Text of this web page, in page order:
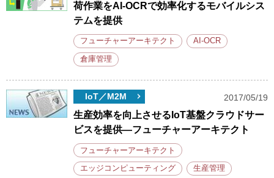
荷作業をAI-OCRで効率化するモバイルシス
テムを提供
フューチャーアーキテクト AI-OCR
倉庫管理
IoT／M2M 2017/05/19
生産効率を向上させるIoT基盤クラウドサー
ビスを提供―フューチャーアーキテクト
フューチャーアーキテクト
エッジコンピューティング 生産管理